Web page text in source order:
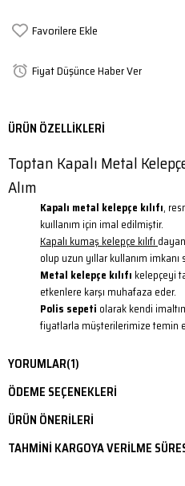
Favorilere Ekle
Fiyat Düşünce Haber Ver
ÜRÜN ÖZELLIKLERI
Toptan Kapalı Metal
Alım
Kapalı metal kelepçe kılıfı,
kuıllanım için imal edilmiştir.
Kapalı kumaş kelepçe kılıfı
olup uzun yıllar kullanım imkanı
Metal kelepçe kılıfı kelepçeyi
etkenlere karşı muhafaza eder.
Polis sepeti olarak kendi
fiyatlarla müşterilerimize temin
YORUMLAR(1)
ÖDEME SEÇENEKLERI
ÜRÜN ÖNERILERI
TAHMINI KARGOYA VERILME